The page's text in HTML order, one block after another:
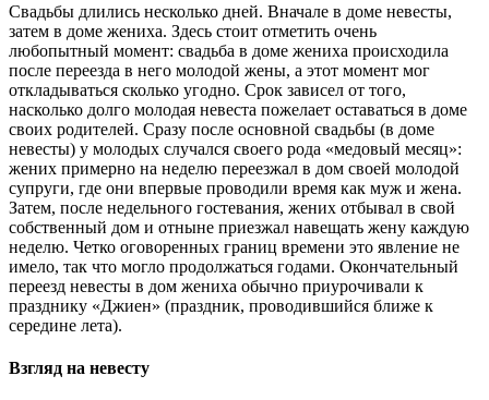
Свадьбы длились несколько дней. Вначале в доме невесты,
затем в доме жениха. Здесь стоит отметить очень
любопытный момент: свадьба в доме жениха происходила
после переезда в него молодой жены, а этот момент мог
откладываться сколько угодно. Срок зависел от того,
насколько долго молодая невеста пожелает оставаться в доме
своих родителей. Сразу после основной свадьбы (в доме
невесты) у молодых случался своего рода «медовый месяц»:
жених примерно на неделю переезжал в дом своей молодой
супруги, где они впервые проводили время как муж и жена.
Затем, после недельного гостевания, жених отбывал в свой
собственный дом и отныне приезжал навещать жену каждую
неделю. Четко оговоренных границ времени это явление не
имело, так что могло продолжаться годами. Окончательный
переезд невесты в дом жениха обычно приурочивали к
празднику «Джиен» (праздник, проводившийся ближе к
середине лета).
Взгляд на невесту